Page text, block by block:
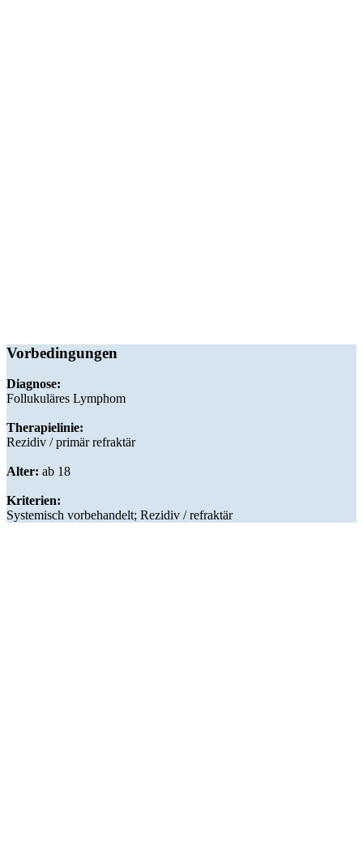
Vorbedingungen
Diagnose:
Follukuläres Lymphom
Therapielinie:
Rezidiv / primär refraktär
Alter: ab 18
Kriterien:
Systemisch vorbehandelt; Rezidiv / refraktär